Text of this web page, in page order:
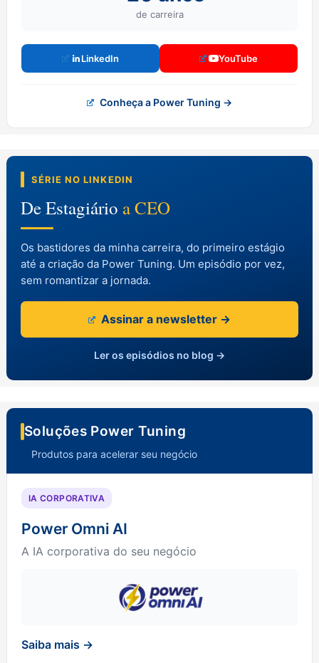
de carreira
LinkedIn YouTube
Conheça a Power Tuning →
SÉRIE NO LINKEDIN
De Estagiário a CEO
Os bastidores da minha carreira, do primeiro estágio
até a criação da Power Tuning. Um episódio por vez,
sem romantizar a jornada.
Assinar a newsletter →
Ler os episódios no blog →
Soluções Power Tuning
Produtos para acelerar seu negócio
IA CORPORATIVA
Power Omni AI
A IA corporativa do seu negócio
Saiba mais →